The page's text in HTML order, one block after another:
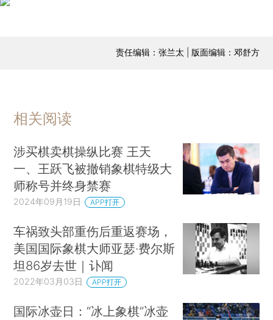
责任编辑：张兰太 | 版面编辑：邓舒方
相关阅读
涉买棋卖棋操纵比赛 王天
一、王跃飞被撤销象棋特级大
师称号并终身禁赛
2024年09月19日 APP打开
车祸致头部重伤后重返赛场，
美国国际象棋大师亚瑟·费尔斯
坦86岁去世｜讣闻
2022年03月03日 APP打开
国际冰壶日：“冰上象棋”冰壶